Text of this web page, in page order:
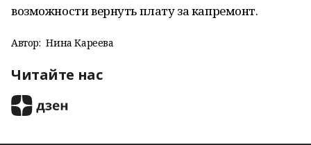
возможности вернуть плату за капремонт.
Автор: Нина Кареева
Читайте нас